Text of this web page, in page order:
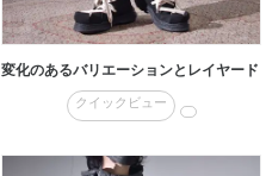
変化のあるバリエーションとレイヤード
クイックビュー